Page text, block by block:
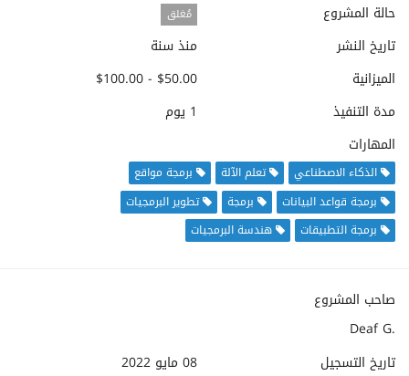
حالة المشروع مُغلق
تاريخ النشر
منذ سنة
الميزانية
$50.00 - $100.00
مدة التنفيذ
1 يوم
المهارات
الذكاء الاصطناعي تعلم الآلة
برمجة مواقع
برمجة قواعد البيانات
برمجة
تطوير البرمجيات
برمجة التطبيقات
هندسة البرمجيات
صاحب المشروع
Deaf G.
تاريخ التسجيل
08 مايو 2022